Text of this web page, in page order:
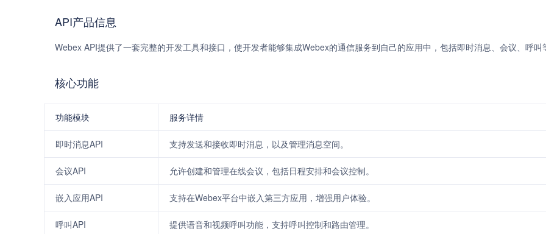
API产品信息
Webex API提供了一套完整的开发工具和接口，使开发者能够集成Webex的通信服务到自己的应用中，包括即时消息、会议、呼叫
核心功能
功能模块 服务详情
即时消息API 支持发送和接收即时消息，以及管理消息空间。
会议API 允许创建和管理在线会议，包括日程安排和会议控制。
嵌入应用API 支持在Webex平台中嵌入第三方应用，增强用户体验。
呼叫API 提供语音和视频呼叫功能，支持呼叫控制和路由管理。